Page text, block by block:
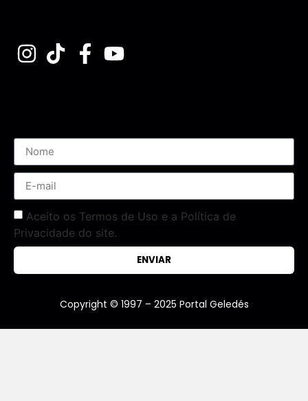
Aceito os Termos de Uso e a Política de
Privacidade do site.
ENVIAR
Copyright © 1997 – 2025 Portal Geledés